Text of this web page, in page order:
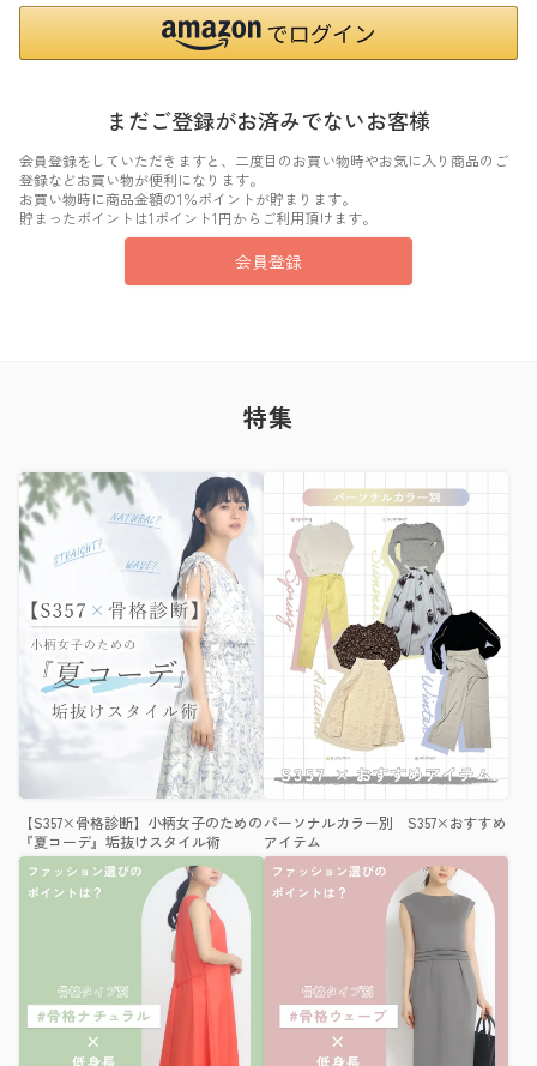
まだご登録がお済みでないお客様
会員登録をしていただきますと、二度目のお買い物時やお気に入り商品のご
登録などお買い物が便利になります。
お買い物時に商品金額の1％ポイントが貯まります。
貯まったポイントは1ポイント1円からご利用頂けます。
会員登録
特集
【S357×骨格診断】小柄女子のための
『夏コーデ』垢抜けスタイル術
パーソナルカラー別 S357×おすすめ
アイテム